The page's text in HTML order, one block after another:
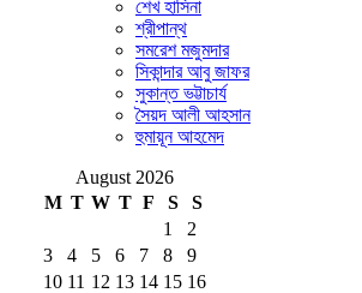
শেখ হাসিনা
শ্রীপান্থ
সমরেশ মজুমদার
সিকান্দার আবু জাফর
সুকান্ত ভট্টাচার্য
সৈয়দ আলী আহসান
হুমায়ূন আহমেদ
August 2026
M T W T F S
S
1
2
3
4 5 6 7 8
9
10 11 12 13 14 15 16